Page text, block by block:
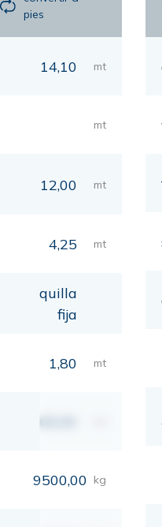
pies
14,10 mt
mt
12,00 mt
4,25 mt
quilla
fija
1,80 mt
00,00
9500,00 kg